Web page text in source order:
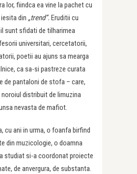
lor, fiindca ea vine la pachet cu
din „trend”. Eruditii cu
sunt sfidati de tilharimea
universitari, cercetatorii,
poetii au ajuns sa mearga
ca sa-si pastreze curata
de pantaloni de stofa – care,
distribuit de limuzina
nevasta de mafiot.
cu ani in urma, o foanfa birfind
din muzicologie, o doamna
studiat si-a coordonat proiecte
de anvergura, de substanta.